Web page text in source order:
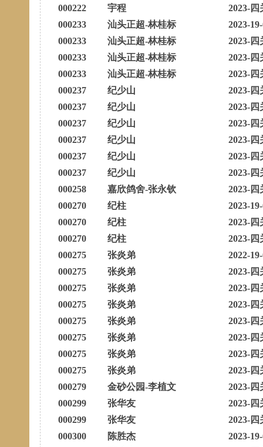
000222
宇程
2023-四
000233
汕头正超-林桂标
2023-
000233
汕头正超-林桂标
2023-四
000233
汕头正超-林桂标
2023-四
000233
汕头正超-林桂标
2023-四
000237
纪少山
2023-四
000237
纪少山
2023-四
000237
纪少山
2023-四
000237
纪少山
2023-四
000237
纪少山
2023-四
000237
纪少山
2023-四
000258
嘉欣鸽舍-张永钦
2023-四
000270
纪柱
2023-
000270
纪柱
2023-四
000270
纪柱
2023-四
000275
张炎弟
2022-
000275
张炎弟
2023-四
000275
张炎弟
2023-四
000275
张炎弟
2023-四
000275
张炎弟
2023-四
000275
张炎弟
2023-四
000275
张炎弟
2023-四
000275
张炎弟
2023-四
000279
金砂公园-李植文
2023-四
000299
张华友
2023-四
000299
张华友
2023-四
000300
陈胜杰
2023-